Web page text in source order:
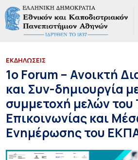
ΕΚΔΗΛΩΣΕΙΣ
1ο Forum – Ανοικτή
και Συν-δημιουργία
συμμετοχή μελών
Επικοινωνίας και
Ενημέρωσης του